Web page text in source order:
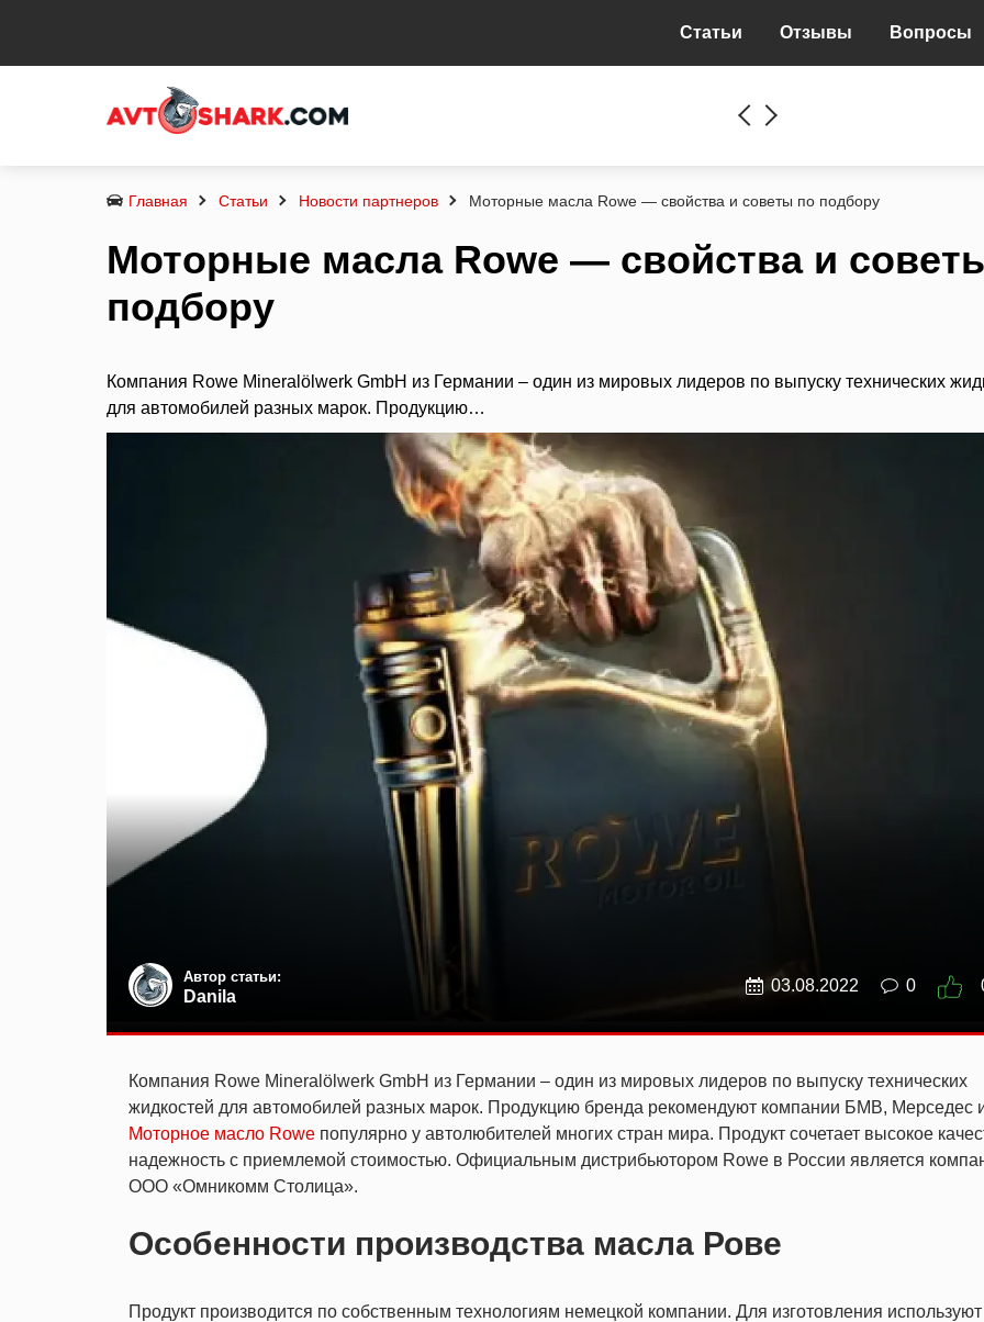
Статьи Отзывы Вопросы
Главная Статьи Новости партнеров Моторные масла Rowe — свойства и советы по подбору
Моторные масла Rowe — свойства и
подбору
Компания Rowe Mineralölwerk GmbH из Германии – один из мировых лидеров по выпуску технических
для автомобилей разных марок. Продукцию…
Автор статьи:
Danila
03.08.2022 0
Компания Rowe Mineralölwerk GmbH из Германии – один из мировых лидеров по выпуску технических
жидкостей для автомобилей разных марок. Продукцию бренда рекомендуют компании БМВ, Мерседес
Моторное масло Rowe популярно у автолюбителей многих стран мира. Продукт сочетает высокое
надежность с приемлемой стоимостью. Официальным дистрибьютором Rowe в России является
ООО «Омникомм Столица».
Особенности производства масла Рове
Продукт производится по собственным технологиям немецкой компании. Для изготовления используют